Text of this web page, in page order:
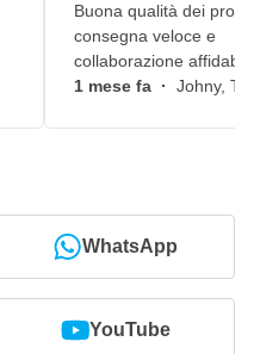
Buona qualità dei
consegna veloce e
collaborazione
1 mese fa · Johny,
WhatsApp
YouTube